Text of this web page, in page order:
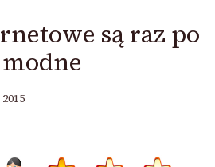
są raz po